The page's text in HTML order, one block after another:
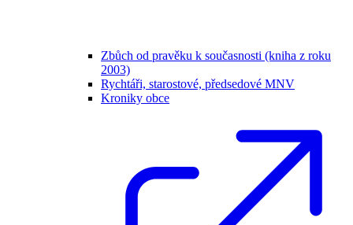
Zbůch od pravěku k současnosti (kniha z roku
2003)
Rychtáři, starostové, předsedové MNV
Kroniky obce